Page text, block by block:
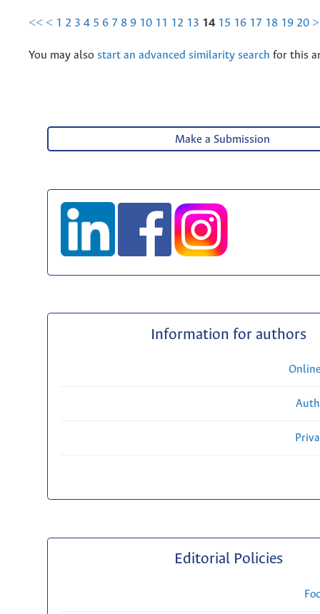
<< < 1 2 3 4 5 6 7 8 9 10 11 12 13 14 15 16 17 18 19 20 >
You may also start an advanced similarity search for this
Make a Submission
Information for authors
Editorial Policies